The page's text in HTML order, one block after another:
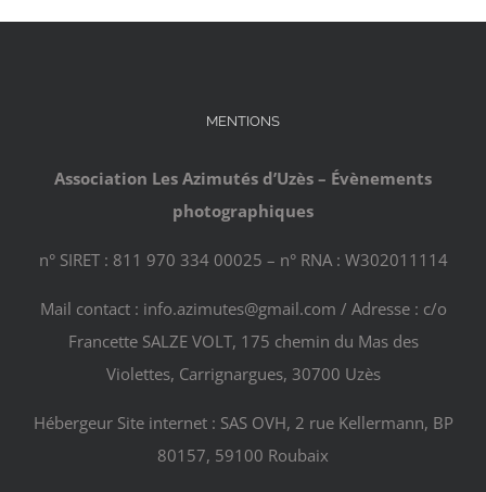
MENTIONS
Association Les Azimutés d’Uzès – Évènements
photographiques
n° SIRET : 811 970 334 00025 – n° RNA : W302011114
Mail contact : info.azimutes@gmail.com / Adresse : c/o
Francette SALZE VOLT, 175 chemin du Mas des
Violettes, Carrignargues, 30700 Uzès
Hébergeur Site internet : SAS OVH, 2 rue Kellermann, BP
80157, 59100 Roubaix